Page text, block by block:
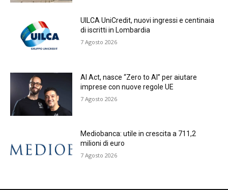
UILCA UniCredit, nuovi ingressi e centinaia
di iscritti in Lombardia
7 Agosto 2026
AI Act, nasce “Zero to AI” per aiutare
imprese con nuove regole UE
7 Agosto 2026
Mediobanca: utile in crescita a 711,2
milioni di euro
7 Agosto 2026